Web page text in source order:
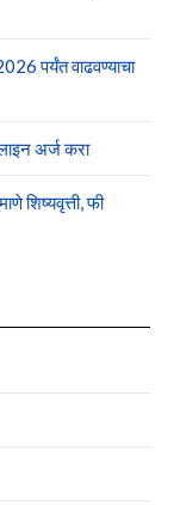
पर्यंत वाढवण्याचा
अर्ज करा
शिष्यवृत्ती, फी